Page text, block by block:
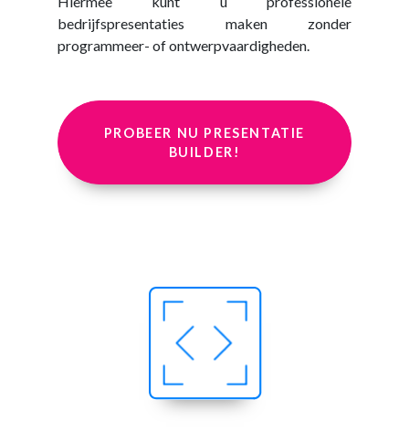
bedrijfspresentaties maken zonder
programmeer- of ontwerpvaardigheden.
PROBEER NU PRESENTATIE
BUILDER!